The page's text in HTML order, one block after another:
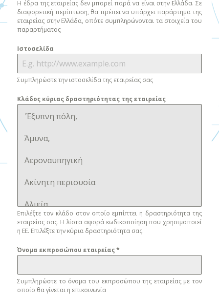
Η έδρα της εταιρείας δεν μπορεί παρά να είναι στην Ελλάδα. Σε
διαφορετική περίπτωση, θα πρέπει να υπάρχει παράρτημα της
εταιρείας στην Ελλάδα, οπότε συμπληρώνονται τα στοιχεία του
παραρτήματος
Ιστοσελίδα
Συμπληρώστε την ιστοσελίδα της εταιρείας σας
Κλάδος κύριας δραστηριότητας της εταιρείας
'Έξυπνη πόλη,
Άμυνα,
Αεροναυπηγική
Ακίνητη περιουσία
Αλιεία
Ασφάλεια
Αυτοκινητοβιομηχανία
Γεωργική βιοτεχνολογία και βιοτεχνολογία
Επιλέξτε τον κλάδο στον οποίο εμπίπτει η δραστηριότητα της
εταιρείας σας. Η λίστα αφορά κωδικοποίηση που χρησιμοποιεί
η ΕΕ. Επιλέξτε την κύρια δραστηριότητα σας.
Όνομα εκπροσώπου εταιρείας*
Συμπληρώστε το όνομα του εκπροσώπου της εταιρείας με τον
οποίο θα γίνεται η επικοινωνία